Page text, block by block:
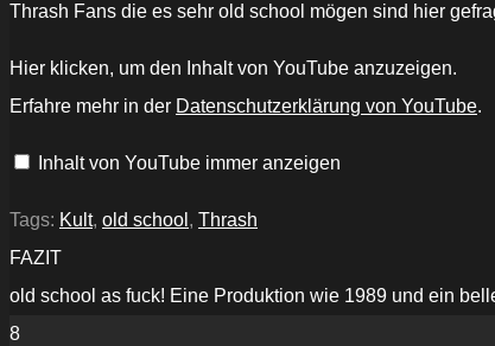
Thrash Fans die es sehr old school mögen sind hier
„PROTECTOR
-
Legions“
anzeigen
Hier klicken, um den Inhalt von YouTube anzuzeigen.
Erfahre mehr in der Datenschutzerklärung von YouTube.
Inhalt von YouTube immer anzeigen
Tags: Kult, old school , Thrash
FAZIT
old school as fuck! Eine Produktion wie 1989 und ein
8